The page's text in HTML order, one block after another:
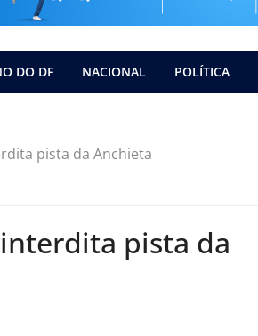
DO DF NACIONAL POLÍTICA
pista da Anchieta
pista da